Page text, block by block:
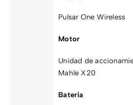
Pulsar One Wireless
Motor
Unidad de
Mahle X20
Bateria